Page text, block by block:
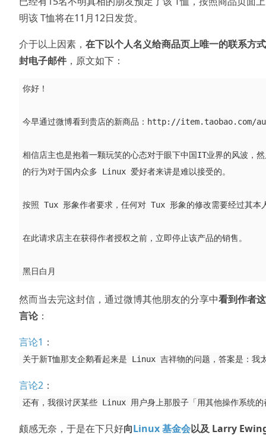
明该 T恤将在11月12日发货。
介于以上因素， 在下以个人名义给商品页上唯一的联系方
封电子邮件，原文如下：
你好！
今早通过微博看到贵店的新商品：http://
相信店主也是抱着一颗玩笑的心态对于眼下中国IT业界的风波
的行为对于国内众多 Linux 爱好者来讲是难以接受的。
按照 Tux 形象作者要求，任何对 Tux 形象的修改需要经过
在此请求店主在获得作者授权之前，立即停止该产品的销售。
然而当去完这封信，通过微博其他朋友的分享中看到作者
言论：
言论1 ：
关于新T恤那支企鹅看起来是 Linux 吉祥物的问题，答案是：
言论2 ：
还有，我很讨厌某些 Linux 用户身上那股子「用其他操作系统的
颇感无奈，于是在下只好向Linux 基金会以及 Larry